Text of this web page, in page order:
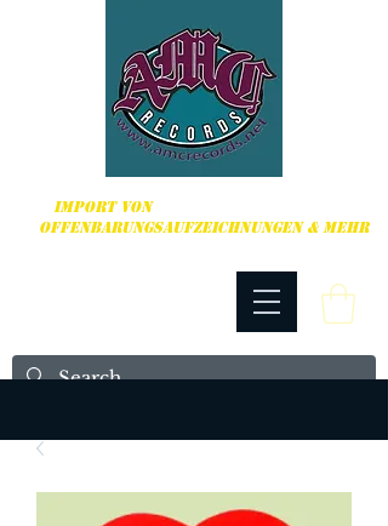
IMPORT VON
OFFENBARUNGSAUFZEICHNUNGEN & MEHR